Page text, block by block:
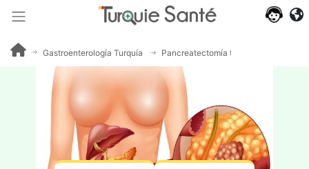
Gastroenterología Turquía Pancreatectomía total